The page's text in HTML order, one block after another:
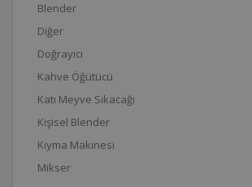
Blender
Diğer
Doğrayıcı
Kahve Öğütücü
Katı Meyve Sıkacağı
Kişisel Blender
Kıyma Makinesi
Mikser